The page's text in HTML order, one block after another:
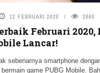
12 FEBRUARI 2020 2860
Februari 2020,
Lancar!
sebenarnya smartphone
game PUBG Mobile.